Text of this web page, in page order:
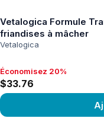
Vetalogica Formule
friandises à mâcher
Vetalogica
Économisez 20%,
Économisez 20%
$33.76